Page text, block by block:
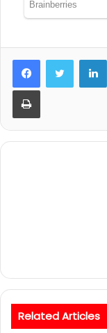
Related Articles